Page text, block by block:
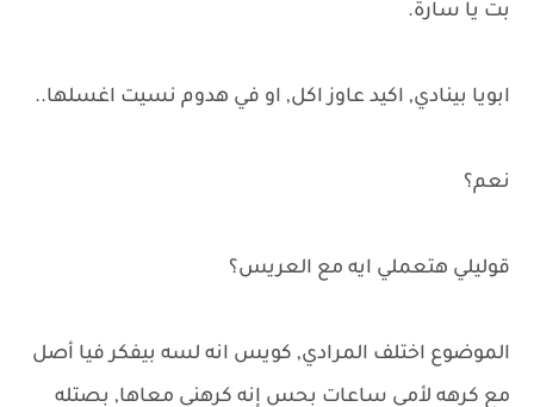
بت يا سارة.
ابويا بينادي, اكيد عاوز اكل, او في هدوم نسيت اغسلها..
نعم؟
قوليلي هتعملي ايه مع العريس؟
الموضوع اختلف المرادي, كويس انه لسه بيفكر فيا أصل
مع كرهه لأمي ساعات بحس إنه كرهني معاها, بصتله